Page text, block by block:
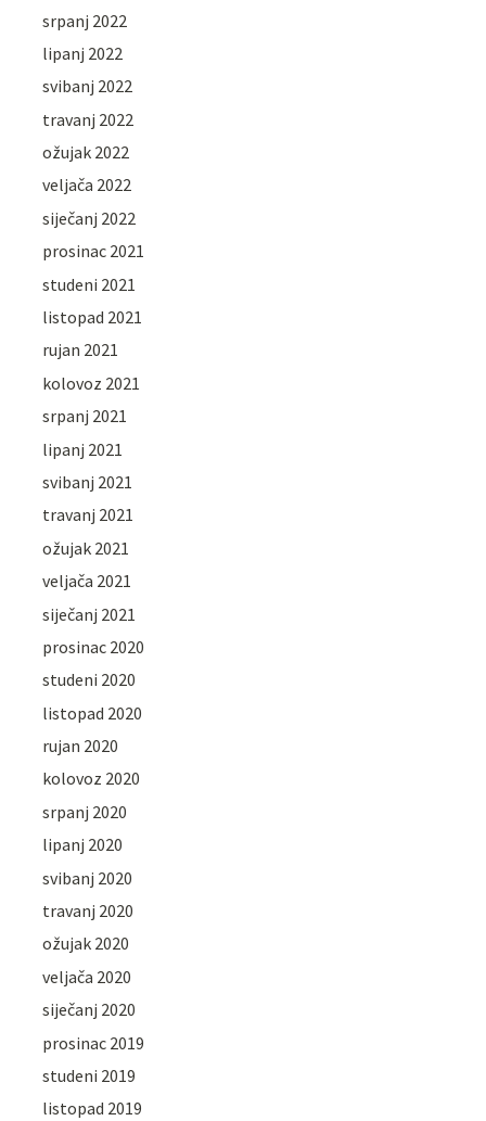
srpanj 2022
lipanj 2022
svibanj 2022
travanj 2022
ožujak 2022
veljača 2022
siječanj 2022
prosinac 2021
studeni 2021
listopad 2021
rujan 2021
kolovoz 2021
srpanj 2021
lipanj 2021
svibanj 2021
travanj 2021
ožujak 2021
veljača 2021
siječanj 2021
prosinac 2020
studeni 2020
listopad 2020
rujan 2020
kolovoz 2020
srpanj 2020
lipanj 2020
svibanj 2020
travanj 2020
ožujak 2020
veljača 2020
siječanj 2020
prosinac 2019
studeni 2019
listopad 2019